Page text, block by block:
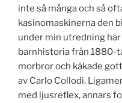
inte så många och så
kasinomaskinerna den
under min utredning
barnhistoria från 1880-
morbror och käkade
av Carlo Collodi.
med ljusreflex, annars